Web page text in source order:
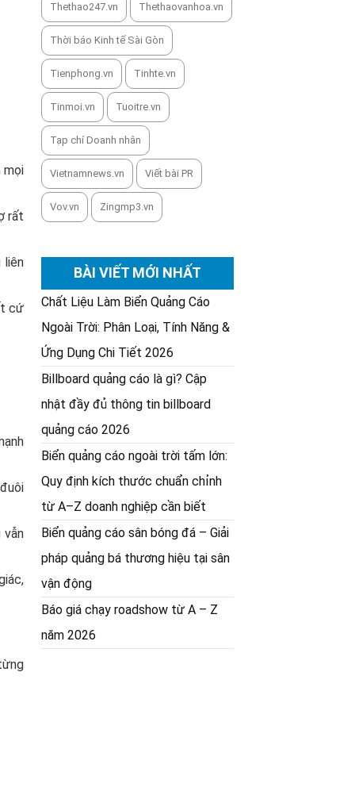
mọi
rất
liên
cứ
vẫn
Thethao247.vn Thethaovanhoa.vn
Thời báo Kinh tế Sài Gòn
Tienphong.vn Tinhte.vn
Tinmoi.vn Tuoitre.vn
Tạp chí Doanh nhân
Vietnamnews.vn Viết bài PR
Vov.vn Zingmp3.vn
BÀI VIẾT MỚI NHẤT
Chất Liệu Làm Biển Quảng Cáo
Ngoài Trời: Phân Loại, Tính Năng &
Ứng Dụng Chi Tiết 2026
Billboard quảng cáo là gì? Cập
nhật đầy đủ thông tin billboard
quảng cáo 2026
Biển quảng cáo ngoài trời tấm lớn:
Quy định kích thước chuẩn chỉnh
từ A–Z doanh nghiệp cần biết
Biển quảng cáo sân bóng đá – Giải
pháp quảng bá thương hiệu tại sân
vận động
Báo giá chạy roadshow từ A – Z
năm 2026